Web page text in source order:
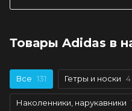
Товары Adidas в
Все 131 Гетры и носки 4
Наколенники, нарукавники